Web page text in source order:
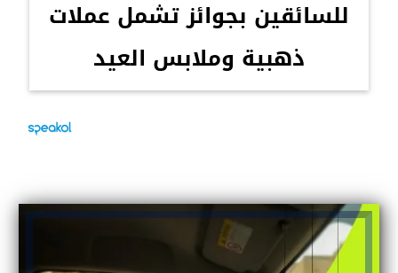
للسائقين بجوائز تشمل عملات
ذهبية وملابس العيد